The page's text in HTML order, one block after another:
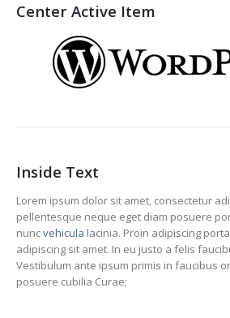
Center Active Item
Inside Text
Lorem ipsum dolor sit amet, consectetur
pellentesque neque eget diam posuere
nuncvehicula lacinia. Proin adipiscing
adipiscing sit amet. In eu justo a felis
Vestibulum ante ipsum primis in faucibus
posuere cubilia Curae;